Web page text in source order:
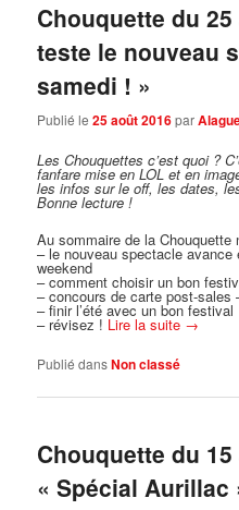
Chouquette du
teste le nouveau
samedi ! »
Publié le25 août 2016par
Les Chouquettes c’est quoi ?
fanfare mise en LOL et en
les infos sur le off, les dates,
Bonne lecture !
Au sommaire de la Chouquette
– le nouveau spectacle
weekend
– comment choisir un bon
– concours de carte post-sales
– finir l’été avec un bon festival
– révisez ! Lire la suite →
Publié dansNon classé
Chouquette du
« Spécial Aurillac